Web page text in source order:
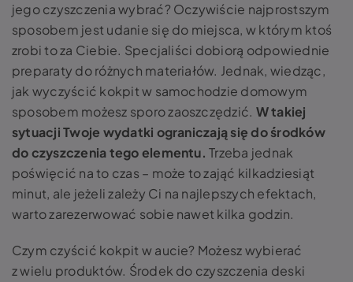
jego czyszczenia wybrać? Oczywiście najprostszym
sposobem jest udanie się do miejsca, w którym ktoś
zrobi to za Ciebie. Specjaliści dobiorą odpowiednie
preparaty do różnych materiałów. Jednak, wiedząc,
jak wyczyścić kokpit w samochodzie domowym
sposobem możesz sporo zaoszczędzić. W takiej
sytuacji Twoje wydatki ograniczają się do środków
do czyszczenia tego elementu. Trzeba jednak
poświęcić na to czas – może to zająć kilkadziesiąt
minut, ale jeżeli zależy Ci na najlepszych efektach,
warto zarezerwować sobie nawet kilka godzin.
Czym czyścić kokpit w aucie? Możesz wybierać
z wielu produktów. Środek do czyszczenia deski